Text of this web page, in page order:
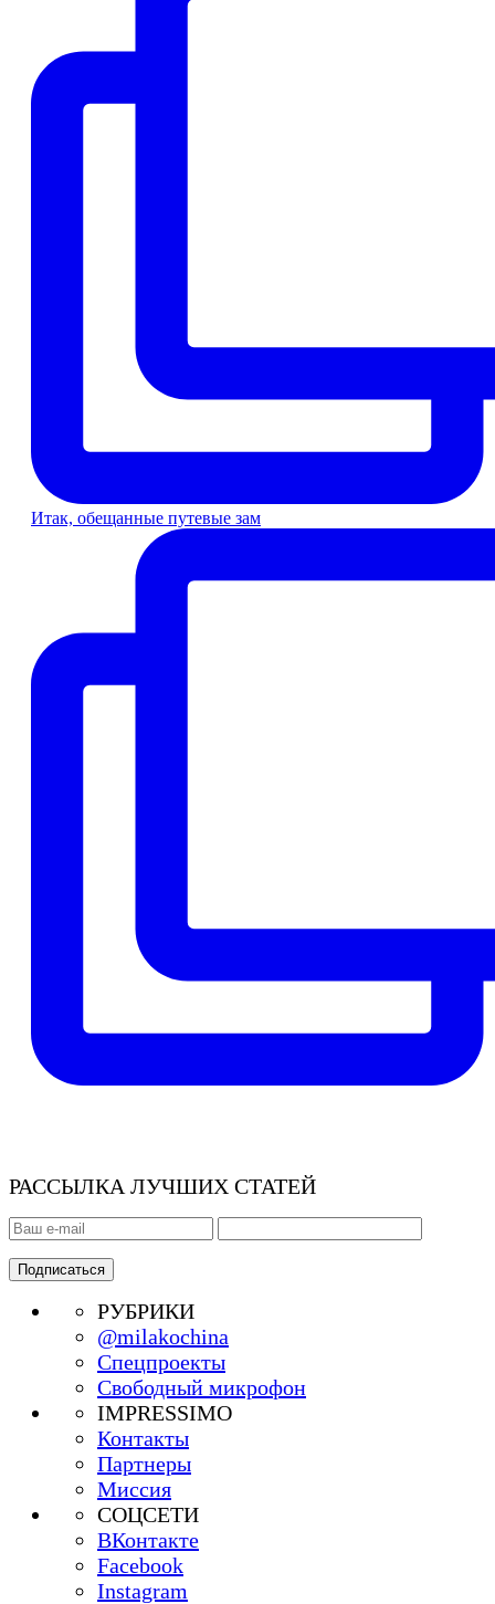
Итак, обещанные путевые зам
РАССЫЛКА ЛУЧШИХ СТАТЕЙ
РУБРИКИ
@milakochina
Спецпроекты
Свободный микрофон
IMPRESSIMO
Контакты
Партнеры
Миссия
СОЦСЕТИ
ВКонтакте
Facebook
Instagram